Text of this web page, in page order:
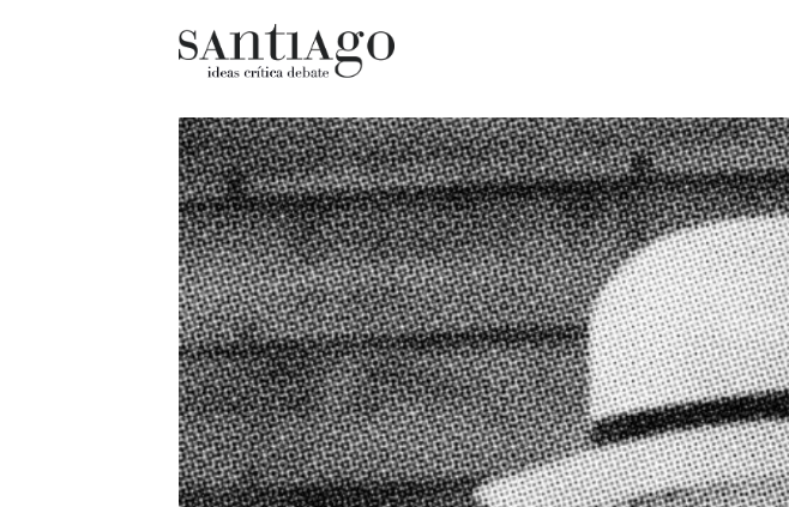
Actualidad
Archivo Cenfoto-UDP
Arquetipos de situación
Artes visuales
Ciencia
Cine y televisión
Ciudad
Cómics
Cultura
Diccionario portátil de la literatura
chilena
Documentos
Fragmentos
Gran reserva
Historia
Historia material de los libros
Lagunas mentales